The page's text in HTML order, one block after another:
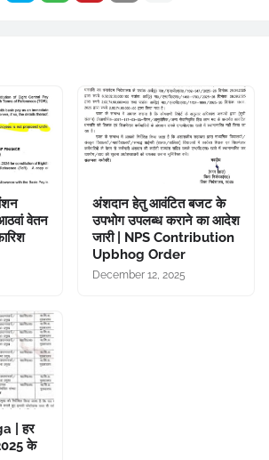
वेतन
अंशदान हेतु आवंटित बजट के
उपभोग उपलब्ध कराने का आदेश
जारी | NPS Contribution
Upbhog Order
December 12, 2025
| हर
के